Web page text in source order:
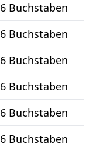
6 Buchstaben
6 Buchstaben
6 Buchstaben
6 Buchstaben
6 Buchstaben
6 Buchstaben